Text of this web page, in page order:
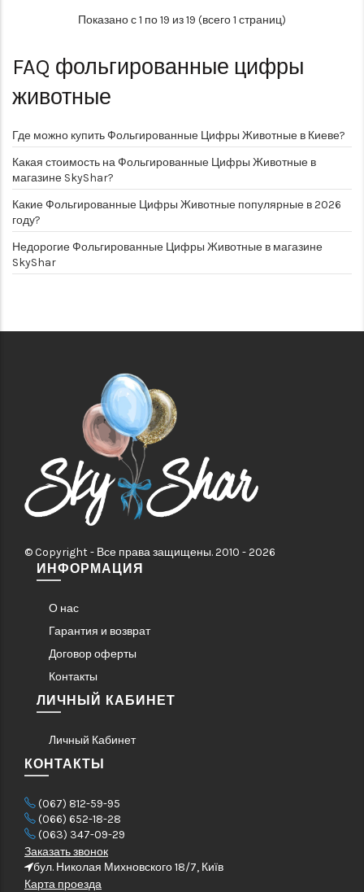
Показано с 1 по 19 из 19 (всего 1 страниц)
FAQ фольгированные цифры
животные
Где можно купить Фольгированные Цифры Животные в Киеве?
Какая стоимость на Фольгированные Цифры Животные в
магазине SkyShar?
Какие Фольгированные Цифры Животные популярные в 2026
году?
Недорогие Фольгированные Цифры Животные в магазине
SkyShar
© Copyright - Все права защищены. 2010 - 2026
ИНФОРМАЦИЯ
О нас
Гарантия и возврат
Договор оферты
Контакты
ЛИЧНЫЙ КАБИНЕТ
Личный Кабинет
КОНТАКТЫ
(067) 812-59-95
(066) 652-18-28
(063) 347-09-29
Заказать звонок
бул. Николая Михновского 18/7, Київ
Карта проезда